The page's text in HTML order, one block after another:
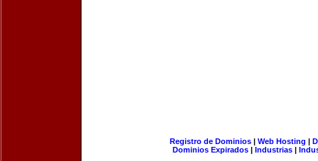
Registro de Dominios| Web Hosting |
Dominios Expirados | Industrias |